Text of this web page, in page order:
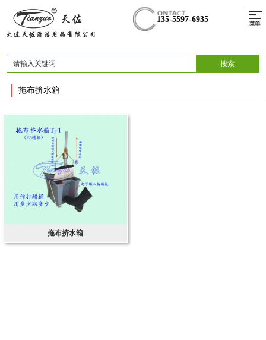
135-5597-6935
拖布挤水箱
拖布挤水箱